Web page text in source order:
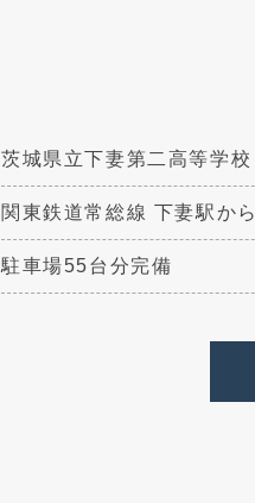
茨城県立下妻第二高等学
関東鉄道常総線 下妻駅か
駐車場55台分完備